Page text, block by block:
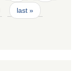
last »